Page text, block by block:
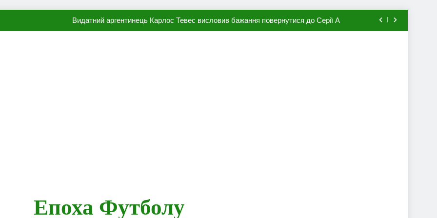
Видатний аргентинець Карлос Тевес висловив бажання повернутися до Серії А
Епоха Футболу